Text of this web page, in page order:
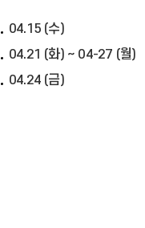
04.15 (수)
04.21 (화) ~ 04-27 (월)
04.24 (금)